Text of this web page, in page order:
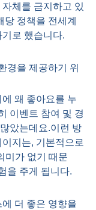
자체를 금지하고 있
정책을 전세계
로 했습니다.
경을 제공하기 위
왜 좋아요를 누
이벤트 참여 및 경
았는데요.이런 방
이지는, 기본적으로
미가 없기 때문
을 주게 됩니다.
더 좋은 영향을